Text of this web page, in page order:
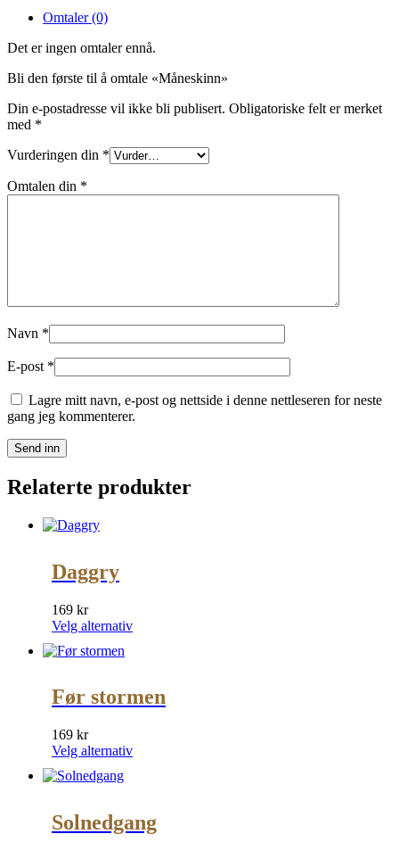
Omtaler (0)
Det er ingen omtaler ennå.
Bli den første til å omtale «Måneskinn»
Din e-postadresse vil ikke bli publisert. Obligatoriske felt er merket
med *
Vurderingen din *
Omtalen din *
Navn *
E-post *
Lagre mitt navn, e-post og nettside i denne nettleseren for neste
gang jeg kommenterer.
Relaterte produkter
Daggry
169 kr
Velg alternativDette
Alternativene
på
Før stormen
169 kr
Velg alternativDette
Alternativene
Solnedgang